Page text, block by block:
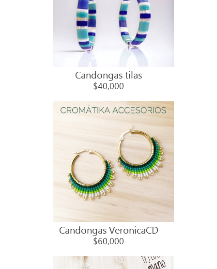
Candongas tilas
$40,000
Candongas VeronicaCD
$60,000